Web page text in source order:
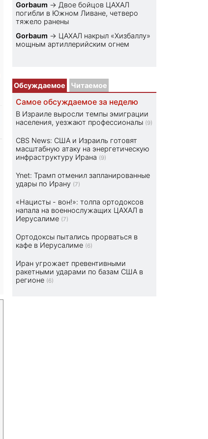
Gorbaum → Двое бойцов ЦАХАЛ
погибли в Южном Ливане, четверо
тяжело ранены
Gorbaum → ЦАХАЛ накрыл «Хизбаллу»
мощным артиллерийским огнем
Обсуждаемое Читаемое
Самое обсуждаемое за неделю
В Израиле выросли темпы эмиграции
населения, уезжают профессионалы (9)
CBS News: США и Израиль готовят
масштабную атаку на энергетическую
инфраструктуру Ирана (9)
Ynet: Трамп отменил запланированные
удары по Ирану (7)
«Нацисты - вон!»: толпа ортодоксов
напала на военнослужащих ЦАХАЛ в
Иерусалиме (7)
Ортодоксы пытались прорваться в
кафе в Иерусалиме (6)
Иран угрожает превентивными
ракетными ударами по базам США в
регионе (6)